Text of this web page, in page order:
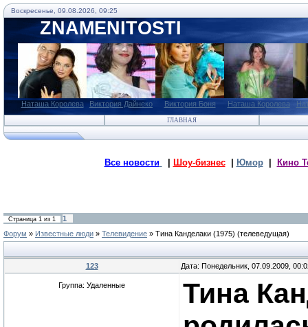
Воскресенье, 09.08.2026, 09:25
ZNAMENITOSTI
Наташа Королева Виктория Дайнеко Виктория Боня Наташа Королева
ГЛАВНАЯ
Все новости Шоу-бизнес| Юмор| Кино
Страница 1 из 1
1
Форум » Известные люди » Телевидение » Тина Канделаки (1975) (телеведущая)
123 Дата: Понедельник, 07.09.2009,
Группа: Удаленные
Тина